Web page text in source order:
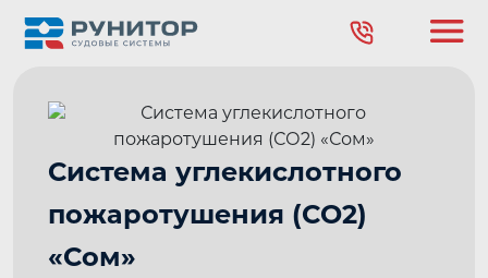
Система углекислотного
пожаротушения (СО2)
«Сом»